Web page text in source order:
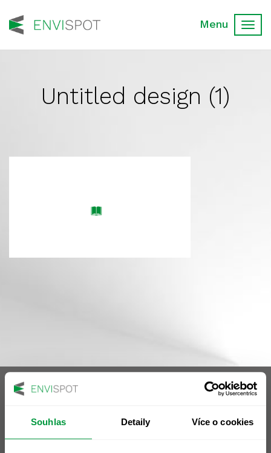
Souhlas Detaily Více o cookies
Untitled design (1)